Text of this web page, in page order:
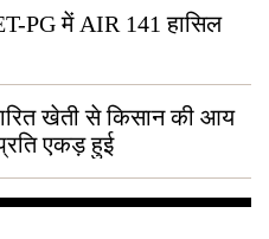
PG में AIR 141 हासिल
खेती से किसान की आय
एकड़ हुई